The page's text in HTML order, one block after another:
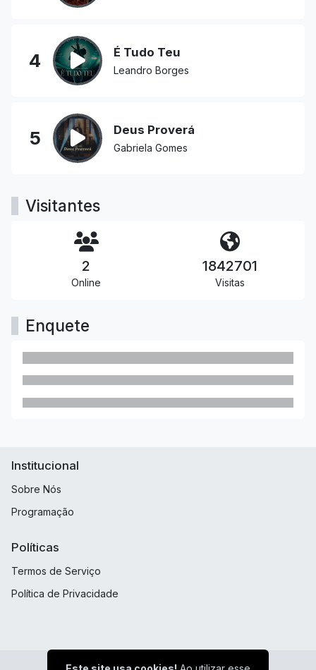
4 É Tudo Teu
Leandro Borges
5 Deus Proverá
Gabriela Gomes
Visitantes
2
Online
1842701
Visitas
Enquete
Institucional
Sobre Nós
Programação
Políticas
Termos de Serviço
Política de Privacidade